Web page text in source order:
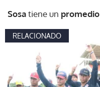
Sosatiene un promedio
RELACIONADO